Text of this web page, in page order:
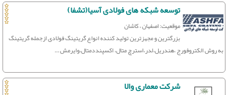
توسعه شبکه های فولادی آسیا(تشفا)
موقعیت: اصفهان ، کاشان
بزرگترین و مجهزترین تولید کننده انواع گریتینگ فولادی ازجمله گریتینگ
به روش الکتروفورج ،هندریل،لدر،استرچ متال، اکسپنددمتال،وایرمش ...
شرکت معماری والا